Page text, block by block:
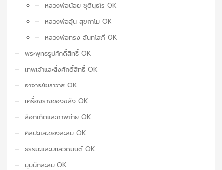
หลวงพ่อน้อย ชุตินฺธโร OK
หลวงพ่ออุ้น สุขกาโม OK
หลวงพ่อทรง ฉันทโสภี OK
พระพุทธรูปศักดิ์สิทธิ์ OK
เทพเจ้าและสิ่งศักดิ์สิทธิ์ OK
อาจารย์ฆราวาส OK
เครื่องรางของขลัง OK
ล็อกเก็ตและภาพถ่าย OK
ศิลปะและของสะสม OK
ธรรมะและบทสวดมนต์ OK
มุมนักสะสม OK